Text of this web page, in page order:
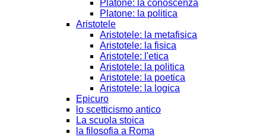
Platone: la conoscenza
Platone: la politica
Aristotele
Aristotele: la metafisica
Aristotele: la fisica
Aristotele: l'etica
Aristotele: la politica
Aristotele: la poetica
Aristotele: la logica
Epicuro
lo scetticismo antico
La scuola stoica
la filosofia a Roma